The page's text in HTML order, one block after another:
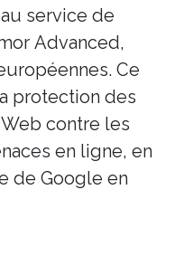
service de
Advanced,
Ce
protection des
contre les
en ligne, en
de Google en